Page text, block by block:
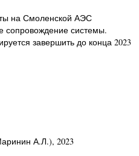
на Смоленской АЭС
сопровождение системы.
завершить до конца 2023
А.Л.), 2023